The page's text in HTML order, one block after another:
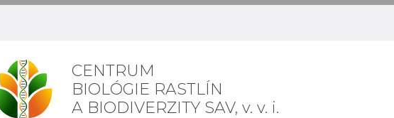
CENTRUM
BIOLÓGIE RASTLÍN
A BIODIVERZITY SAV, v. v. i.